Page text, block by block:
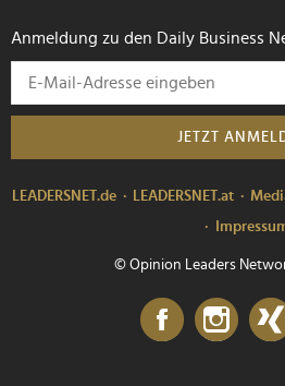
Anmeldung zu den Daily Business
JETZT
LEADERSNET.de LEADERSNET.at
© Opinion Leaders